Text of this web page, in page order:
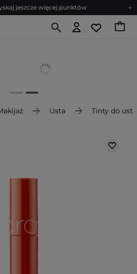
jeszcze więcej punktów
na newsletter pełen porad
jeszcze więcej punktów
Usta Tinty do ust